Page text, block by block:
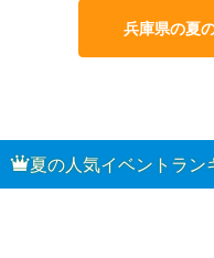
兵庫県の夏
夏の人気イベントラン